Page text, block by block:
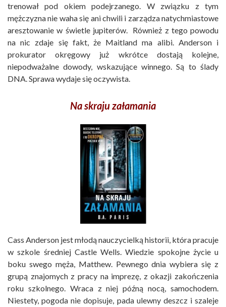
trenował pod okiem podejrzanego. W związku z tym
mężczyzna nie waha się ani chwili i zarządza natychmiastowe
aresztowanie w świetle jupiterów. Również z tego powodu
na nic zdaje się fakt, że Maitland ma alibi. Anderson i
prokurator okręgowy już wkrótce dostają kolejne,
niepodważalne dowody, wskazujące winnego. Są to ślady
DNA. Sprawa wydaje się oczywista.
Na skraju załamania
Cass Anderson jest młodą nauczycielką historii, która pracuje
w szkole średniej Castle Wells. Wiedzie spokojne życie u
boku swego męża, Matthew. Pewnego dnia wybiera się z
grupą znajomych z pracy na imprezę, z okazji zakończenia
roku szkolnego. Wraca z niej późną nocą, samochodem.
Niestety, pogoda nie dopisuje, pada ulewny deszcz i szaleje